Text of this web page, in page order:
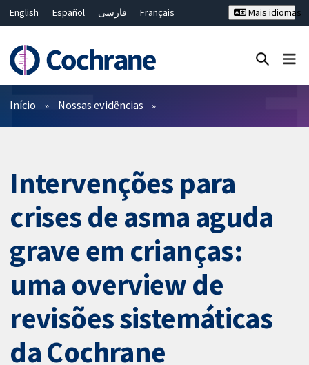
English Español فارسی
Français
Bahasa Malaysia
ไทย 繁體中文
Mais idiomas
Filtros
Início Nossas evidências
Intervenções para
crises de asma aguda
grave em crianças:
uma overview de
revisões sistemáticas
da Cochrane